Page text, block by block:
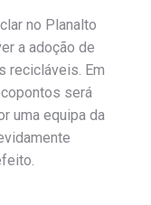
no Planalto
a adoção de
recicláveis. Em
será
uma equipa da